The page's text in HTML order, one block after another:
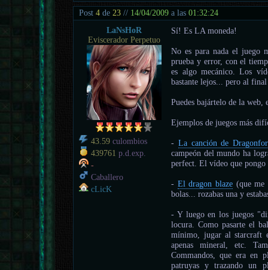
Post4 de23 // 14/04/2009 a las01:32:24
LaNsHoR
Eviscerador Perpetuo
43.59 culombios
439761 p.d.exp.
-
Caballero
cLicK
Sí! Es LA moneda!
No es para nada el juego
prueba y error, con el
es algo mecánico. Los
bastante lejos... pero al
Puedes bajártelo de la web,
Ejemplos de juegos más
- La canción de
campeón del mundo ha
perfect. El vídeo que pongo
- El dragon blaze (que me
bolas... rozabas una y
- Y luego en los juegos
locura. Como pasarte el
mínimo, jugar al starcraft
apenas mineral, etc.
Commandos, que era en
patruyas y trazando un